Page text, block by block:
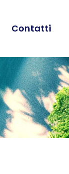
Contatti